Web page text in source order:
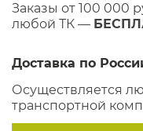
Заказы от 100 000
любой ТК —
Доставка по
Осуществляется
транспортной